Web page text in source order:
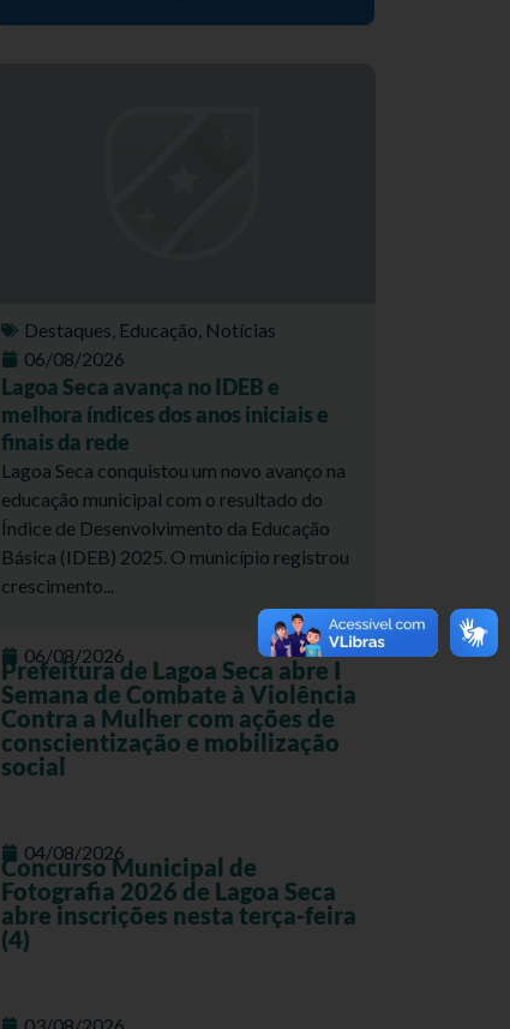
Destaques, Educação, Notícias
06/08/2026
Lagoa Seca avança no IDEB e
melhora índices dos anos iniciais e
finais da rede
Lagoa Seca conquistou um novo avanço na
educação municipal com o resultado do
Índice de Desenvolvimento da Educação
Básica (IDEB) 2025. O município registrou
crescimento...
06/08/2026
Prefeitura de Lagoa Seca abre I
Semana de Combate à Violência
Contra a Mulher com ações de
conscientização e mobilização
social
04/08/2026
Concurso Municipal de
Fotografia 2026 de Lagoa Seca
abre inscrições nesta terça-feira
(4)